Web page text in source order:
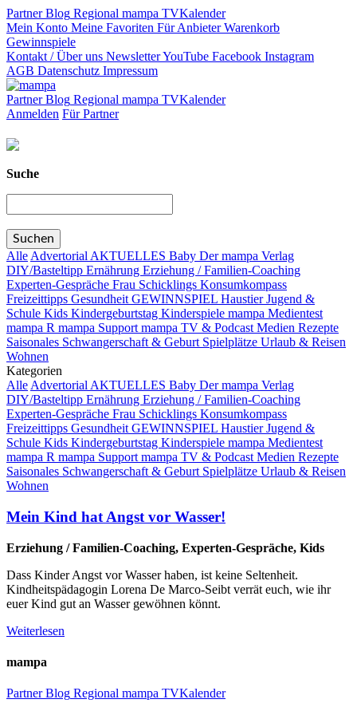
PartnerBlog Regional mampa TVKalender
Mein Konto Meine Favoriten Für AnbieterWarenkorb
Gewinnspiele
Kontakt / Über uns NewsletterYouTube Facebook Instagram
AGB Datenschutz Impressum
PartnerBlog Regional mampa TVKalender
Anmelden Für Partner
Suche
AlleAdvertorialAKTUELLES Baby Der mampa Verlag
DIY/Basteltipp Ernährung Erziehung / Familien-Coaching
Experten-Gespräche Frau Schicklings Konsumkompass
Freizeittipps GesundheitGEWINNSPIEL HaustierJugend &
Schule Kids Kindergeburtstag Kinderspiele mampa Medientest
mampa R mampa Supportmampa TV & PodcastMedien Rezepte
Saisonales Schwangerschaft & Geburt Spielplätze Urlaub & Reisen
Wohnen
Kategorien
AlleAdvertorialAKTUELLES Baby Der mampa Verlag
DIY/Basteltipp Ernährung Erziehung / Familien-Coaching
Experten-Gespräche Frau Schicklings Konsumkompass
Freizeittipps GesundheitGEWINNSPIEL HaustierJugend &
Schule Kids Kindergeburtstag Kinderspiele mampa Medientest
mampa R mampa Supportmampa TV & PodcastMedien Rezepte
Saisonales Schwangerschaft & Geburt Spielplätze Urlaub & Reisen
Wohnen
Mein Kind hat Angst vor Wasser!
Erziehung / Familien-Coaching, Experten-Gespräche, Kids
Dass Kinder Angst vor Wasser haben, ist keine Seltenheit.
Kindheitspädagogin Lorena De Marco-Seibt verrät euch, wie ihr
euer Kind gut an Wasser gewöhnen könnt.
Weiterlesen
mampa
PartnerBlog Regional mampa TVKalender